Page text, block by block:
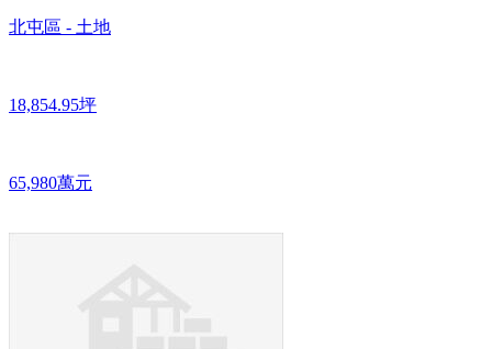
北屯區 - 土地
18,854.95坪
65,980萬元